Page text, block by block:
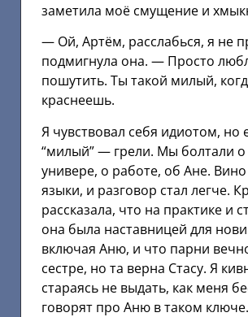
заметила моё смущение и
— Ой, Артём, расслабься, я не
подмигнула она. — Просто
пошутить. Ты такой милый,
краснеешь.
Я чувствовал себя идиотом, но
“милый” — грели. Мы болтали о
универе, о работе, об Ане.
языки, и разговор стал легче.
рассказала, что на практике и
она была наставницей для
включая Аню, и что парни
сестре, но та верна Стасу. Я
стараясь не выдать, как меня
говорят про Аню в таком ключе.